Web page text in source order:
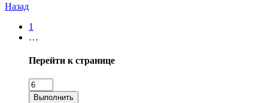
Назад
1
…
Перейти к странице
Выполнить